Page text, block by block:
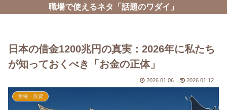
職場で使えるネタ「話題のワダイ」
日本の借金1200兆円の真実：2026年に私たち
が知っておくべき「お金の正体」
2026.01.06 2026.01.12
金融・投資